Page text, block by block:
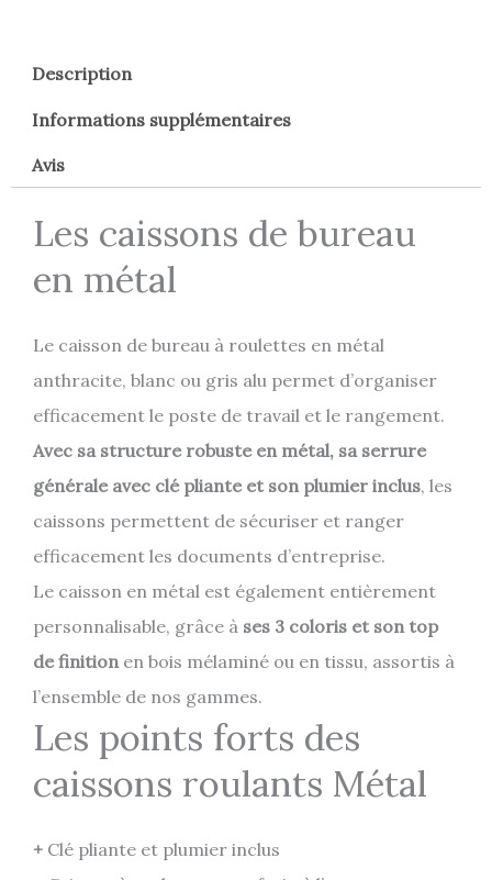
Description
Informations supplémentaires
Avis
Les caissons de bureau
en métal
Le caisson de bureau à roulettes en métal
anthracite, blanc ou gris alu permet d’organiser
efficacement le poste de travail et le rangement.
Avec sa structure robuste en métal, sa serrure
générale avec clé pliante et son plumier inclus, les
caissons permettent de sécuriser et ranger
efficacement les documents d’entreprise.
Le caisson en métal est également entièrement
personnalisable, grâce à ses 3 coloris et son top
de finitionen bois mélaminé ou en tissu, assortis à
l’ensemble de nos gammes.
Les points forts des
caissons roulants Métal
+ Clé pliante et plumier inclus